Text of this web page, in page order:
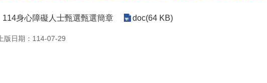
114身心障礙人士甄選甄選簡章 doc(64 KB)
上版日期：114-07-29